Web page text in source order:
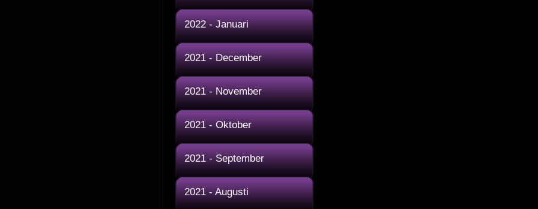
2022 - Januari
2021 - December
2021 - November
2021 - Oktober
2021 - September
2021 - Augusti